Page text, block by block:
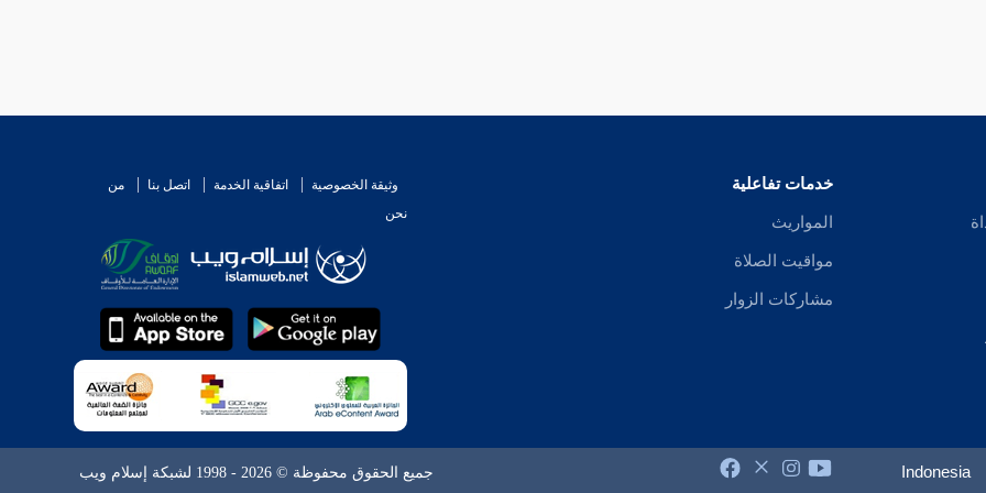
خدمات تفاعلية
المواريث
مواقيت الصلاة
مشاركات الزوار
وثيقة الخصوصية اتفاقية الخدمة اتصل بنا
من
نحن
Indonesia جميع الحقوق محفوظة © 2026 - 1998 لشبكة إسلام ويب